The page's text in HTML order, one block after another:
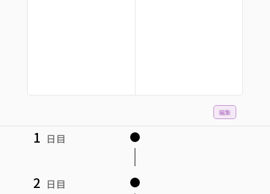
編集
1 日目
2 日目